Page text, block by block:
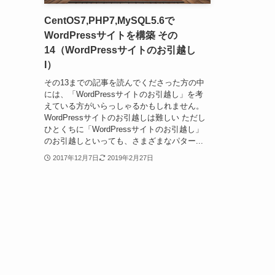
CentOS7,PHP7,MySQL5.6で
WordPressサイトを構築 その
14（WordPressサイトのお引越し
I）
その13までの記事を読んでくださった方の中
には、「WordPressサイトのお引越し」を考
えている方がいらっしゃるかもしれません。
WordPressサイトのお引越しは難しい ただし
ひとくちに「WordPressサイトのお引越し」
のお引越しといっても、さまざまなパター...
2017年12月7日 2019年2月27日